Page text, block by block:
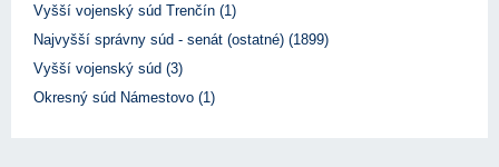
Vyšší vojenský súd Trenčín (1)
Najvyšší správny súd - senát (ostatné) (1899)
Vyšší vojenský súd (3)
Okresný súd Námestovo (1)